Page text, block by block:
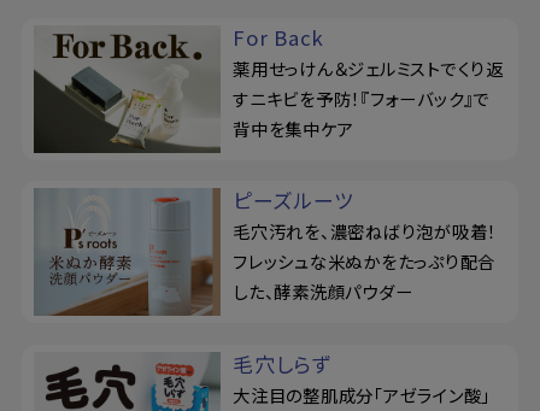
For Back
薬用せっけん＆ジェルミストでくり返
すニキビを予防！『フォーバック』で
背中を集中ケア
ピーズルーツ
毛穴汚れを、濃密ねばり泡が吸着！
フレッシュな米ぬかをたっぷり配合
した、酵素洗顔パウダー
毛穴しらず
大注目の整肌成分「アゼライン酸」